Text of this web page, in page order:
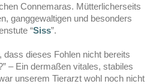
Connemaras. Mütterlicherseits
ganggewaltigen und besonders
“Siss”.
dass dieses Fohlen nicht bereits
– Ein dermaßen vitales, stabiles
unserem Tierarzt wohl noch nicht